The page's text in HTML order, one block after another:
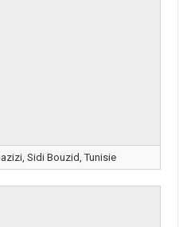
Sidi Bouzid, Tunisie